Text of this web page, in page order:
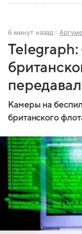
6 минут назад
Telegraph:
Камеры на
британского